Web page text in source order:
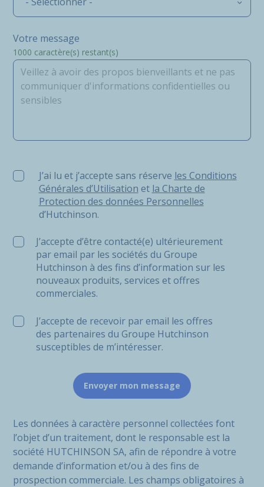
Votre message
1000 caractère(s) restant(s)
J’ai lu et j’accepte sans réserve les Conditions
J’ai lu et j’accepte sans réserve les Conditions
Générales d’Utilisation et la Charte de
Protection des données Personnelles
d’Hutchinson.
J’accepte d’être contacté(e) ultérieurement
par email par les sociétés du Groupe
Hutchinson à des fins d’information sur les
nouveaux produits, services et offres
commerciales.
J’accepte de recevoir par email les offres
des partenaires du Groupe Hutchinson
susceptibles de m’intéresser.
Les données à caractère personnel collectées font
l’objet d’un traitement, dont le responsable est la
société HUTCHINSON SA, afin de répondre à votre
demande d’information et/ou à des fins de
prospection commerciale. Les champs obligatoires à